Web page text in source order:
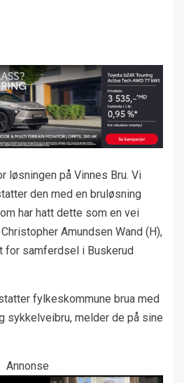
løsningen på Vinnes Bru. Vi
den med en bruløsning
har hatt dette som en vei
Amundsen Wand (H),
for samferdsel i Buskerud
fylkeskommune brua med
sykkelveibru, melder de på sine
Annonse